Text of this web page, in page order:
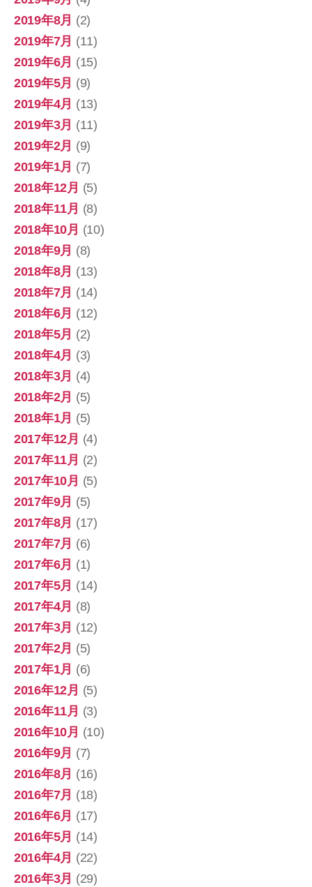
2019年8月 (2)
2019年7月 (11)
2019年6月 (15)
2019年5月 (9)
2019年4月 (13)
2019年3月 (11)
2019年2月 (9)
2019年1月 (7)
2018年12月 (5)
2018年11月 (8)
2018年10月 (10)
2018年9月 (8)
2018年8月 (13)
2018年7月 (14)
2018年6月 (12)
2018年5月 (2)
2018年4月 (3)
2018年3月 (4)
2018年2月 (5)
2018年1月 (5)
2017年12月 (4)
2017年11月 (2)
2017年10月 (5)
2017年9月 (5)
2017年8月 (17)
2017年7月 (6)
2017年6月 (1)
2017年5月 (14)
2017年4月 (8)
2017年3月 (12)
2017年2月 (5)
2017年1月 (6)
2016年12月 (5)
2016年11月 (3)
2016年10月 (10)
2016年9月 (7)
2016年8月 (16)
2016年7月 (18)
2016年6月 (17)
2016年5月 (14)
2016年4月 (22)
2016年3月 (29)